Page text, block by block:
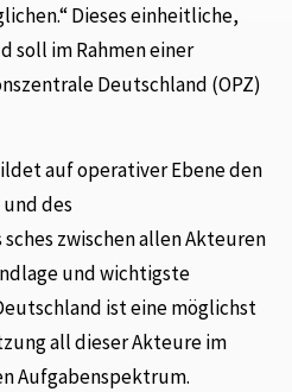
Dieses einheitliche,
soll im Rahmen einer
Deutschland (OPZ)
auf operativer Ebene den
des
zwischen allen Akteuren
und wichtigste
ist eine möglichst
all dieser Akteure im
Aufgabenspektrum.